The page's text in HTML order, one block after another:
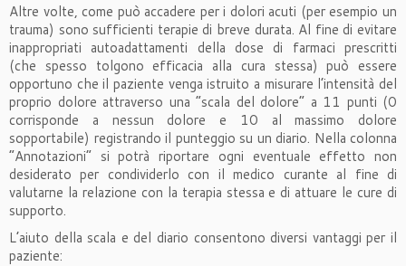
Altre volte, come può accadere per i dolori acuti (per esempio un
trauma) sono sufficienti terapie di breve durata. Al fine di evitare
inappropriati autoadattamenti della dose di farmaci prescritti
(che spesso tolgono efficacia alla cura stessa) può essere
opportuno che il paziente venga istruito a misurare l’intensità del
proprio dolore attraverso una “scala del dolore” a 11 punti (0
corrisponde a nessun dolore e 10 al massimo dolore
sopportabile) registrando il punteggio su un diario. Nella colonna
“Annotazioni” si potrà riportare ogni eventuale effetto non
desiderato per condividerlo con il medico curante al fine di
valutarne la relazione con la terapia stessa e di attuare le cure di
supporto.
L’aiuto della scala e del diario consentono diversi vantaggi per il
paziente: